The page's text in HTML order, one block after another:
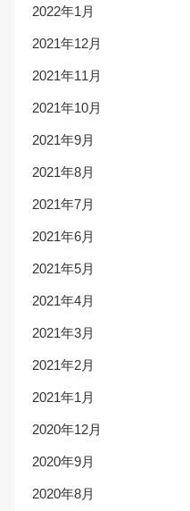
2022年1月
2021年12月
2021年11月
2021年10月
2021年9月
2021年8月
2021年7月
2021年6月
2021年5月
2021年4月
2021年3月
2021年2月
2021年1月
2020年12月
2020年9月
2020年8月